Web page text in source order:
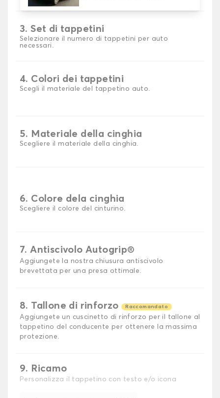
3. Set di tappetini
Selezionare il numero di tappetini per auto
necessari.
4. Colori dei tappetini
Scegli il materiale del tappetino auto.
5. Materiale della cinghia
Scegliere il materiale della cinghia.
6. Colore dela cinghia
Scegliere il colore del cinturino.
7. Antiscivolo Autogrip®
Aggiungete la nostra chiusura antiscivolo
brevettata per una presa ottimale.
8. Tallone di rinforzo Raccomandato
Aggiungete un cuscinetto di rinforzo per il tallone al
tappetino del conducente per ottenere la massima
protezione.
9. Ricamo
Personalizza il tappetino con testo e/o icona